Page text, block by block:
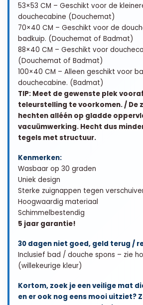
53×53 CM – Geschikt voor de
douchecabine (Douchemat)
70×40 CM – Geschikt voor de
badkuip. (Douchemat of Badmat)
88×40 CM – Geschikt voor
(Douchemat of Badmat)
100×40 CM – Alleen geschikt voor
douchecabine. (Badmat)
TIP: Meet de gewenste plek
teleurstelling te voorkomen. / De
hechten alléén op gladde
vacuümwerking. Hecht dus
tegels met structuur.
Kenmerken:
Wasbaar op 30 graden
Uniek design
Sterke zuignappen tegen
Hoogwaardig materiaal
Schimmelbestendig
5 jaar garantie!
30 dagen niet goed, geld terug /
Inclusief bad / douche spons – zie
(willekeurige kleur)
Kortom, zoek je een veilige mat
en er ook nog eens mooi uitziet?